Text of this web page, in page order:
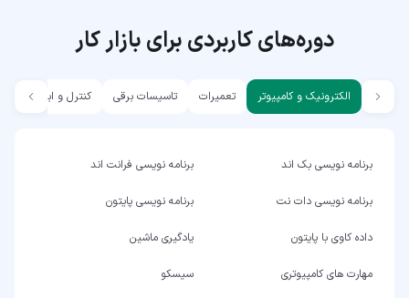
دوره‌های کاربردی برای بازار کار
الکترونیک و کامپیوتر تعمیرات تاسیسات برقی کنترل و ابزار دقیق
برنامه نویسی بک اند برنامه نویسی فرانت اند
برنامه نویسی دات نت برنامه نویسی پایتون
داده کاوی با پایتون یادگیری ماشین
مهارت های کامپیوتری سیسکو